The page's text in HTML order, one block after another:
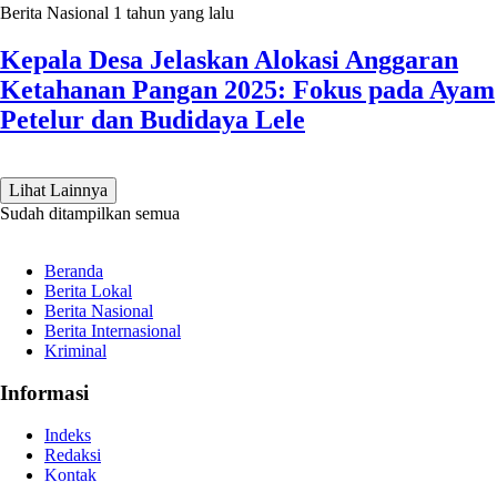
Berita Nasional 1 tahun yang lalu
Kepala Desa Jelaskan Alokasi Anggaran
Ketahanan Pangan 2025: Fokus pada Ayam
Petelur dan Budidaya Lele
Lihat Lainnya
Sudah ditampilkan semua
Beranda
Berita Lokal
Berita Nasional
Berita Internasional
Kriminal
Informasi
Indeks
Redaksi
Kontak